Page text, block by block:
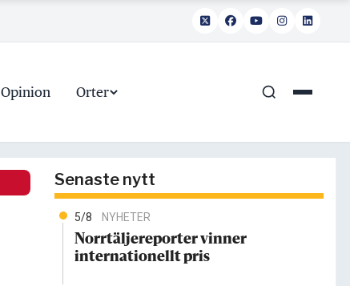
Opinion Orter
Senaste nytt
5/8 NYHETER
Norrtäljereporter vinner
internationellt pris